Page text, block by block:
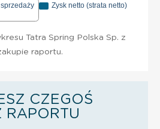
Zysk netto (strata netto)
Tatra Spring Polska Sp. z
raportu.
CZEGOŚ
RAPORTU